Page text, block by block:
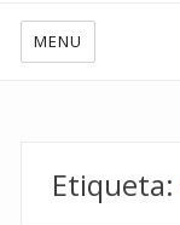
MENU
Etiqueta: